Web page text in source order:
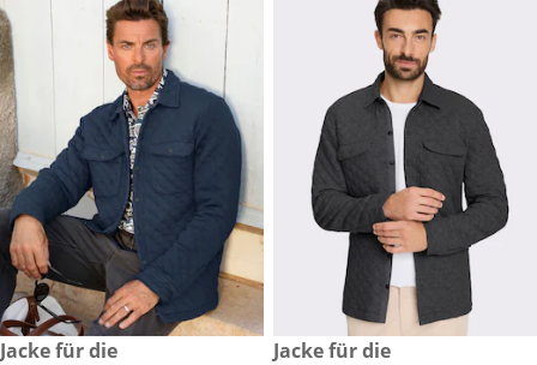
CHF 140.-
Jacke für die
CHF 140.-
Jacke für die